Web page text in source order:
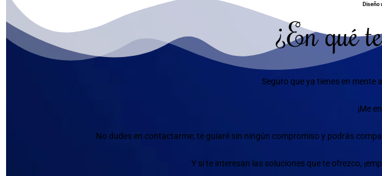
Diseño
¿En qué
Seguro que ya tienes en mente
¡Me
No dudes en contactarme; te guiaré sin ningún compromiso y podrás
Y si te interesan las soluciones que te ofrezco,